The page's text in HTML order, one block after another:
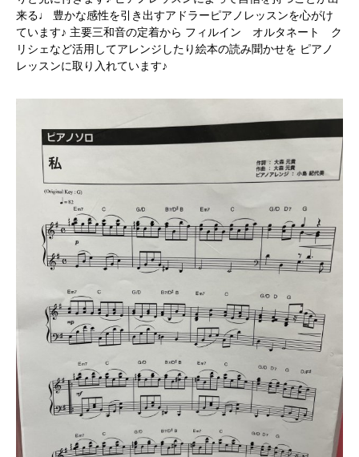
来る♩ 豊かな感性を引き出すアドラーピアノレッスンを心がけ
ています♪ 主要三和音の定着から フィルイン オルタネート ク
リシェなど活用してアレンジしたり絵本の読み聞かせを ピアノ
レッスンに取り入れています♪